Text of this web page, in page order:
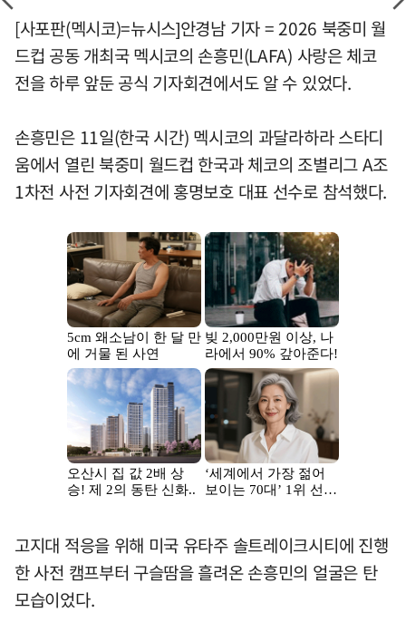
[사포판(멕시코)=뉴시스]안경남 기자 = 2026 북중미 월
드컵 공동 개최국 멕시코의 손흥민(LAFA) 사랑은 체코
전을 하루 앞둔 공식 기자회견에서도 알 수 있었다.
손흥민은 11일(한국 시간) 멕시코의 과달라하라 스타디
움에서 열린 북중미 월드컵 한국과 체코의 조별리그 A조
1차전 사전 기자회견에 홍명보호 대표 선수로 참석했다.
고지대 적응을 위해 미국 유타주 솔트레이크시티에 진행
한 사전 캠프부터 구슬땀을 흘려온 손흥민의 얼굴은 탄
모습이었다.